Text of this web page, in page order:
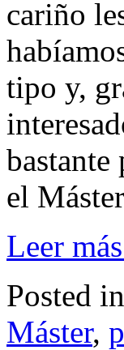
cariño
tipo y,
el
Leer
Posted
Máster,